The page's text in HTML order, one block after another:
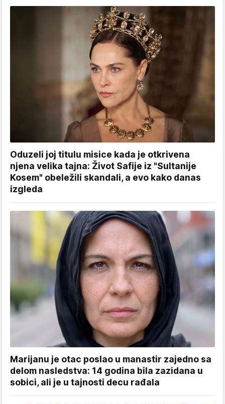
Oduzeli joj titulu misice kada je otkrivena
njena velika tajna: Život Safije iz "Sultanije
Kosem" obeležili skandali, a evo kako danas
izgleda
Marijanu je otac poslao u manastir zajedno sa
delom nasledstva: 14 godina bila zazidana u
sobici, ali je u tajnosti decu rađala